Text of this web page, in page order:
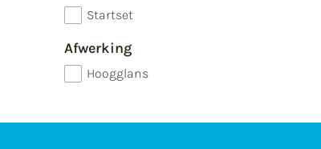
Startset
Afwerking
Hoogglans